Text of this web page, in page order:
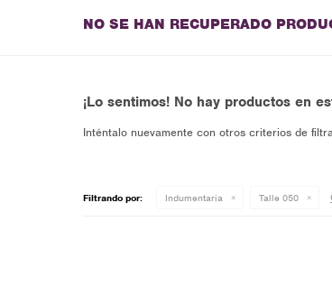
NO SE HAN RECUPERADO
¡Lo sentimos! No hay productos en
Inténtalo nuevamente con otros criterios de
Filtrando por: Indumentaria Talle 050